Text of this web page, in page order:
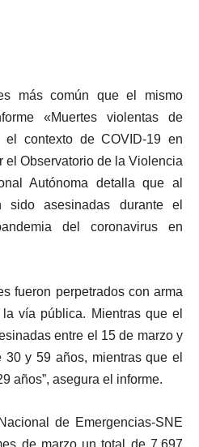
más común que el mismo
«Muertes violentas de
contexto de COVID-19 en
el Observatorio de la Violencia
Autónoma detalla que al
sido asesinadas durante el
del coronavirus en
fueron perpetrados con arma
vía pública. Mientras que el
entre el 15 de marzo y
y 59 años, mientras que el
años”, asegura el informe.
de Emergencias-SNE
de marzo un total de 7,697